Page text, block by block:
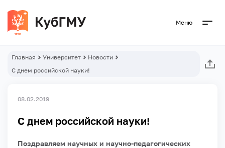
Меню
Главная Университет
Новости
С днем российской науки!
08.02.2019
С днем российской науки!
Поздравляем научных и научно-педагогических